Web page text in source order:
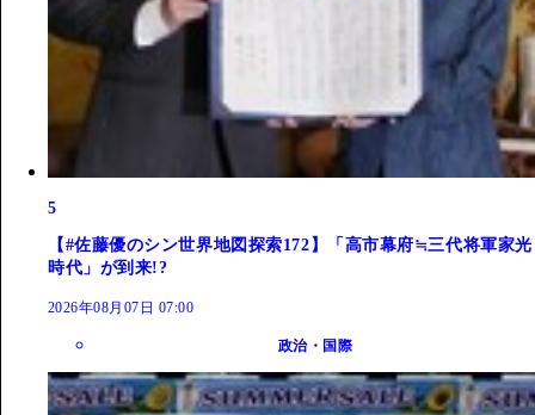
5
【#佐藤優のシン世界地図探索172】「高市幕府≒三代将軍家光
時代」が到来!?
2026年08月07日 07:00
政治・国際